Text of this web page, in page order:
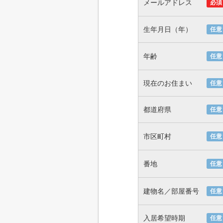
メールアドレス 必須
生年月日（年） 任意
年齢 任意
現在のお住まい 任意
都道府県 任意
市区町村 任意
番地 任意
建物名／部屋番号 任意
入居希望時期 任意